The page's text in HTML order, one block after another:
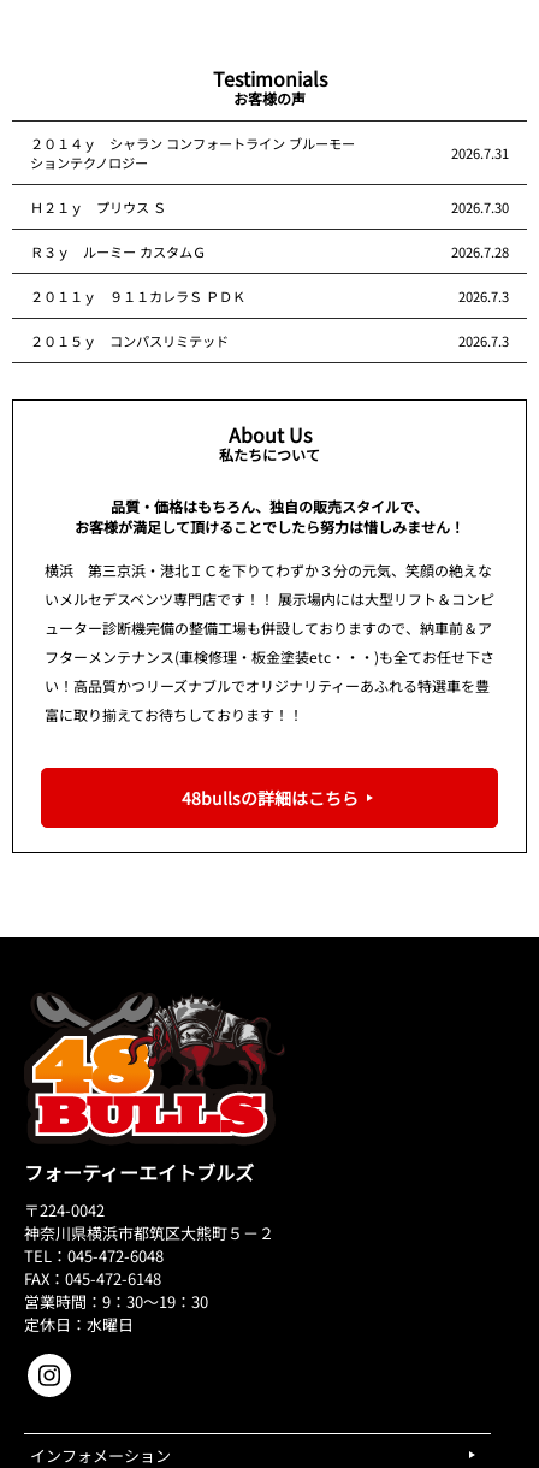
Testimonials
お客様の声
２０１４ｙ シャラン コンフォートライン ブルーモー
ションテクノロジー
2026.7.31
Ｈ２１ｙ プリウス Ｓ 2026.7.30
Ｒ３ｙ ルーミー カスタムＧ 2026.7.28
２０１１ｙ ９１１カレラＳ ＰＤＫ 2026.7.3
２０１５ｙ コンパスリミテッド 2026.7.3
About Us
私たちについて
品質・価格はもちろん、独自の販売スタイルで、
お客様が満足して頂けることでしたら努力は惜しみません！
横浜 第三京浜・港北ＩＣを下りてわずか３分の元気、笑顔の絶えな
いメルセデスベンツ専門店です！！ 展示場内には大型リフト＆コンピ
ューター診断機完備の整備工場も併設しておりますので、納車前＆ア
フターメンテナンス(車検修理・板金塗装etc・・・)も全てお任せ下さ
い！高品質かつリーズナブルでオリジナリティーあふれる特選車を豊
富に取り揃えてお待ちしております！！
48bullsの詳細はこちら
フォーティーエイトブルズ
〒224-0042
神奈川県横浜市都筑区大熊町５－２
TEL：045-472-6048
FAX：045-472-6148
営業時間：9：30～19：30
定休日：水曜日
インフォメーション